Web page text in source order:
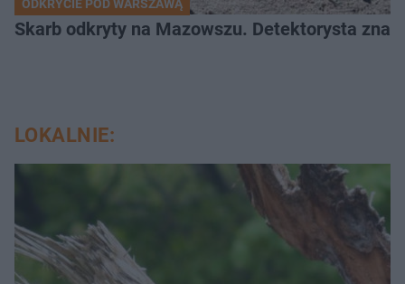
ODKRYCIE POD WARSZAWĄ
Skarb odkryty na Mazowszu. Detektorysta
LOKALNIE: